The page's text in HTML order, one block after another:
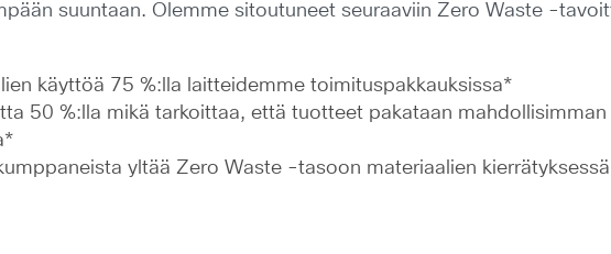
suuntaan. Olemme sitoutuneet seuraaviin Zero Waste -
käyttöä 75 %:lla laitteidemme toimituspakkauksissa*
50 %:lla mikä tarkoittaa, että tuotteet pakataan mahdollisimman
yltää Zero Waste -tasoon materiaalien